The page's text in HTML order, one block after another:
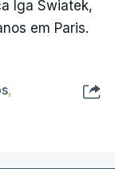
Iga Swiatek,
em Paris.
,